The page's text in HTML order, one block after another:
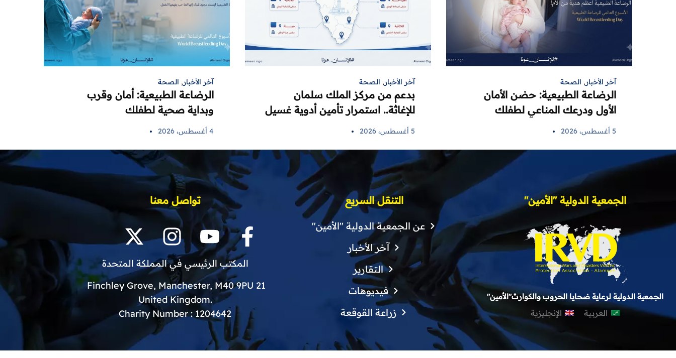
آخر الأخبار, الصحة
الرضاعة الطبيعية: حضن الأمان
الأول ودرعك المناعي لطفلك
5 أغسطس، 2026
آخر الأخبار, الصحة
بدعم من مركز الملك سلمان
للإغاثة.. استمرار تأمين أدوية غسيل
5 أغسطس، 2026
آخر الأخبار, الصحة
الرضاعة الطبيعية: أمان وقرب
وبداية صحية لطفلك
4 أغسطس، 2026
الجمعية الدولية "الأمين"
الجمعية الدولية لرعاية ضحايا الحروب والكوارث"الأمين"
العربية الإنجليزية
التنقل السريع
عن الجمعية الدولية "الأمين"
آخر الأخبار
التقارير
فيديوهات
زراعة القوقعة
تواصل معنا
المكتب الرئيسي في المملكة المتحدة
21 Finchley Grove, Manchester, M40 9PU
.United Kingdom
Charity Number : 1204642